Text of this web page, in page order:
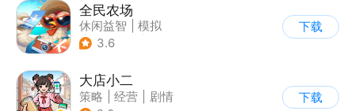
全民农场
休闲益智
模拟
| 田园生活
3.6
下载
大店小二
策略 经营
剧情
下载